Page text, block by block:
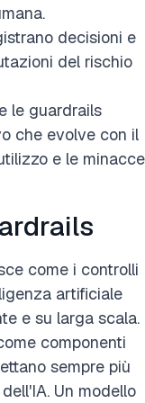
decisioni e
del rischio
le guardrails
che evolve con il
e le minacce
come i controlli
artificiale
e su larga scala.
componenti
sempre più
Un modello